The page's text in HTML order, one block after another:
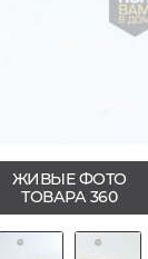
ЖИВЫЕ ФОТО
ТОВАРА 360